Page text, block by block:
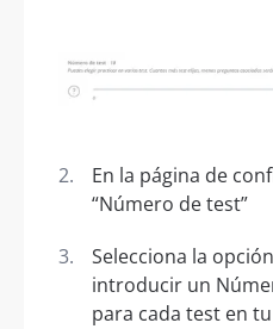
En la página de
“Número de test”
Selecciona la
introducir un
para cada test en